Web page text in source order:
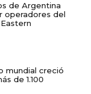
de Argentina
operadores del
mundial creció
de 1.100